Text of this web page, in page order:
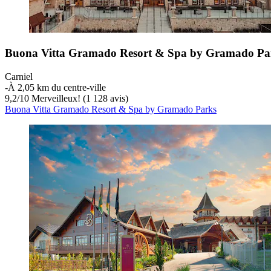
Buona Vitta Gramado Resort & Spa by Gramado
Carniel
‐À 2,05 km du centre-ville
9,2/10 Merveilleux! (1 128 avis)
Buona Vitta Gramado Resort & Spa by Gramado Parks